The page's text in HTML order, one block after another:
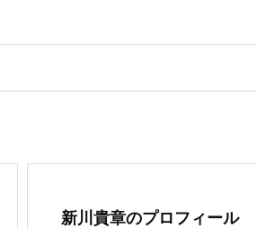
新川貴章のプロフィール